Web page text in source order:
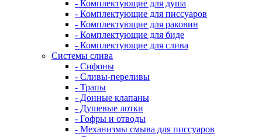
- Комплектующие для душа
- Комплектующие для писсуаров
- Комплектующие для раковин
- Комплектующие для биде
- Комплектующие для слива
Системы слива
- Сифоны
- Сливы-переливы
- Трапы
- Донные клапаны
- Душевые лотки
- Гофры и отводы
- Механизмы смыва для писсуаров